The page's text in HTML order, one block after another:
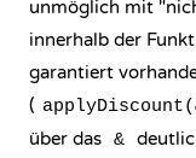
unmöglich mit
innerhalb der
garantiert
(
über das &